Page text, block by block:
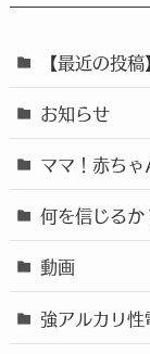
【最近の投
お知らせ
ママ！赤ちゃ
何を信じるか
動画
強アルカリ